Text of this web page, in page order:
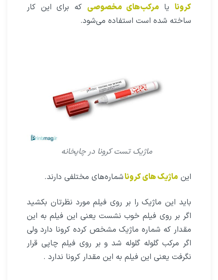
کرونایا مرکب‌های مخصوصی که برای این کار
ساخته شده است استفاده می‌شود.
ماژیک تست کرونا در چاپخانه
این ماژیک‌ های کروناشماره‌های مختلفی دارند.
باید این ماژیک را بر روی فیلم مورد نظرتان بکشید
اگر بر روی فیلم خوب نشست یعنی این فیلم به این
مقدار که شماره ماژیک مشخص کرده کرونا دارد ولی
اگر مرکب گلوله گلوله شد و بر روی فیلم چاپی قرار
نگرفت یعنی این فیلم به این مقدار کرونا ندارد .